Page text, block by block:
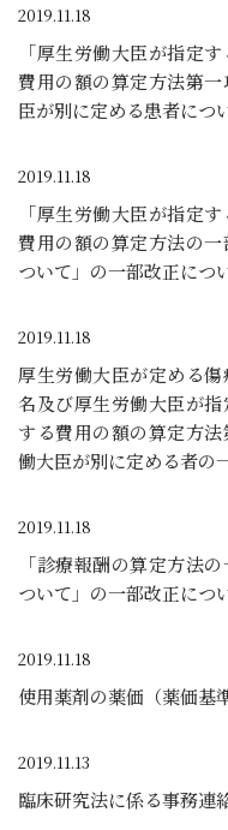
2019.11.18
「厚生労働大臣が指定
費用の額の算定方法第
臣が別に定める患者につ
2019.11.18
「厚生労働大臣が指定
費用の額の算定方法の
ついて」の一部改正につ
2019.11.18
厚生労働大臣が定める
名及び厚生労働大臣が
する費用の額の算定方
働大臣が別に定める者の
2019.11.18
「診療報酬の算定方法
ついて」の一部改正につ
2019.11.18
使用薬剤の薬価（薬価基
2019.11.13
臨床研究法に係る事務連